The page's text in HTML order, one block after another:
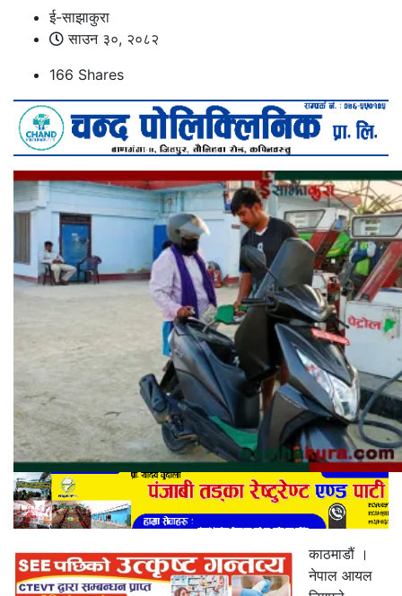
ई-साझाकुरा
साउन ३०, २०८२
166 Shares
काठमाडौं ।
नेपाल आयल